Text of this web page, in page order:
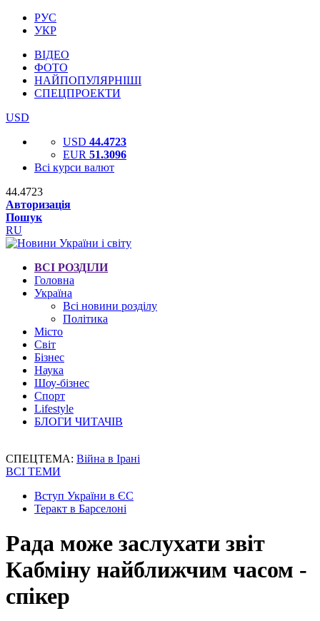
РУС
УКР
ВІДЕО
ФОТО
НАЙПОПУЛЯРНІШІ
СПЕЦПРОЕКТИ
USD
USD 44.4723
EUR 51.3096
Всі курси валют
44.4723
Авторизація
Пошук
RU
ВСІ РОЗДІЛИ
Головна
Україна
Всі новини розділу
Політика
Місто
Світ
Бізнес
Наука
Шоу-бізнес
Спорт
Lifestyle
БЛОГИ ЧИТАЧІВ
СПЕЦТЕМА: Війна в Ірані
ВСІ ТЕМИ
Вступ України в ЄС
Теракт в Барселоні
Рада може заслухати звіт
Кабміну найближчим часом -
спікер